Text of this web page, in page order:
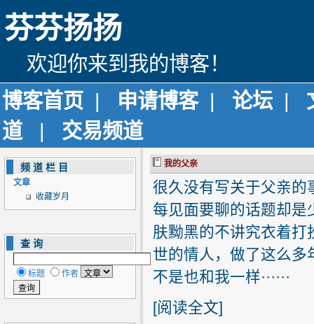
芬芬扬扬
欢迎你来到我的博客！
博客首页 | 申请博客| 论坛 |
道 | 交易频道
频道栏目
文章
收藏岁月
查询
标题 作者
我的父亲
很久没有写关于父亲的
每见面要聊的话题却
肤黝黑的不讲究衣着
世的情人，做了这么
不是也和我一样······
[阅读全文]